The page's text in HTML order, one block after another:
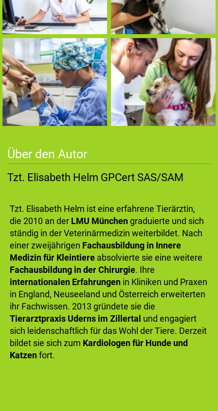
Über den Autor
Tzt. Elisabeth Helm GPCert SAS/SAM
Tzt. Elisabeth Helm ist eine erfahrene Tierärztin,
die 2010 an der LMU Münchengraduierte und sich
ständig in der Veterinärmedizin weiterbildet. Nach
einer zweijährigen Fachausbildung in Innere
Medizin für Kleintiere absolvierte sie eine weitere
Fachausbildung in der Chirurgie. Ihre
internationalen Erfahrungen in Kliniken und Praxen
in England, Neuseeland und Österreich erweiterten
ihr Fachwissen. 2013 gründete sie die
Tierarztpraxis Uderns im Zillertal und engagiert
sich leidenschaftlich für das Wohl der Tiere. Derzeit
bildet sie sich zum Kardiologen für Hunde und
Katzenfort.